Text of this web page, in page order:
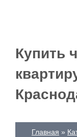
Купить
Главная